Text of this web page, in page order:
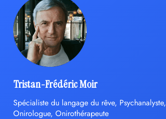
Tristan-Frédéric Moir
Spécialiste du langage du rêve, Psychanalyste,
Onirologue, Onirothérapeute